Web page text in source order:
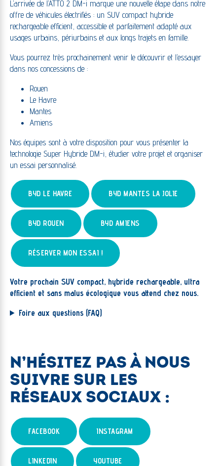
L’arrivée de l’ATTO 2 DM-i marque une nouvelle étape dans notre
offre de véhicules électrifiés : un SUV compact hybride
rechargeable efficient, accessible et parfaitement adapté aux
usages urbains, périurbains et aux longs trajets en famille.
Vous pourrez très prochainement venir le découvrir et l’essayer
dans nos concessions de :
Rouen
Le Havre
Mantes
Amiens
Nos équipes sont à votre disposition pour vous présenter la
technologie Super Hybride DM-i, étudier votre projet et organiser
un essai personnalisé.
BYD LE HAVRE BYD MANTES LA JOLIE
BYD ROUEN BYD AMIENS
RÉSERVER MON ESSAI !
Votre prochain SUV compact, hybride rechargeable, ultra
efficient et sans malus écologique vous attend chez nous.
Foire aux questions (FAQ)
N’HÉSITEZ PAS À NOUS
SUIVRE SUR LES
RÉSEAUX SOCIAUX :
FACEBOOK INSTAGRAM
LINKEDIN YOUTUBE